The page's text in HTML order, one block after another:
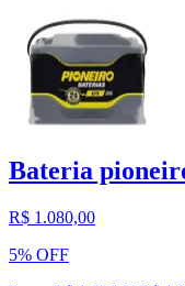
Bateria
R$ 1.080,00
5% OFF